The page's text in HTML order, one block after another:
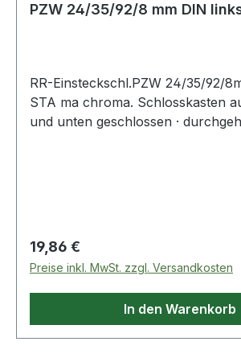
PZW 24/35/92/8 mm DIN
RR-Einsteckschl.PZW 24/35/92/
STA ma chroma. Schlosskasten
und unten geschlossen ·
Entfernung 92 mm · 8 mm
und Riegel vernickelt · Stulp auf
Stulplänge 245 mm · käntig ·
mm · Klassifizierungsschlüssel
vorhandenWeitere technische
Riegel: Metall· Stulpbreite: 24mm·
Regulärer Preis:
19,86 €
Preise inkl. MwSt. zzgl. Versandkosten
In den Warenkorb